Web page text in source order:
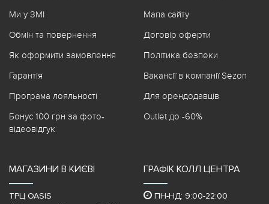
Ми у ЗМІ
Обмін та повернення
Як оформити замовлення
Гарантія
Програма лояльності
Бонус 100 грн за фото-
відеовідгук
Мапа сайту
Договір оферти
Політика безпеки
Вакансії в компанії Sezon
Для орендодавців
Outlet до -60%
МАГАЗИНИ В КИЄВІ
ТРЦ OASIS
ГРАФІК КОЛЛ ЦЕНТРА
ПН-НД: 9:00-22:00